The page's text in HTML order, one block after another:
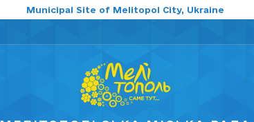
Municipal Site of Melitopol City, Ukraine